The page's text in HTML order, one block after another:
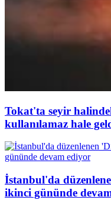
Tokat'ta seyir
kullanılamaz hale
İstanbul'da
ikinci gününde